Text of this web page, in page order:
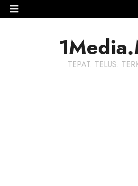
TEPAT. TELUS.